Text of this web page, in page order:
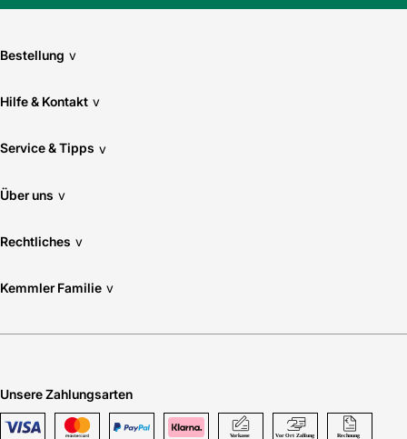
Bestellung v
Hilfe & Kontakt v
Service & Tipps v
Über uns v
Rechtliches v
Kemmler Familie v
Unsere Zahlungsarten